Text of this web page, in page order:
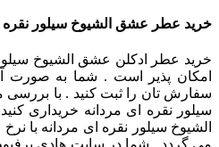
خرید عطر عشق الشیوخ سیلور نقره
خرید عطر ادکلن عشق الشیوخ
امکان پذیر است . شما به صورت
سفارش تان را ثبت کنید . با
سیلور نقره ای مردانه خریداری
الشیوخ سیلور نقره ای مردانه با